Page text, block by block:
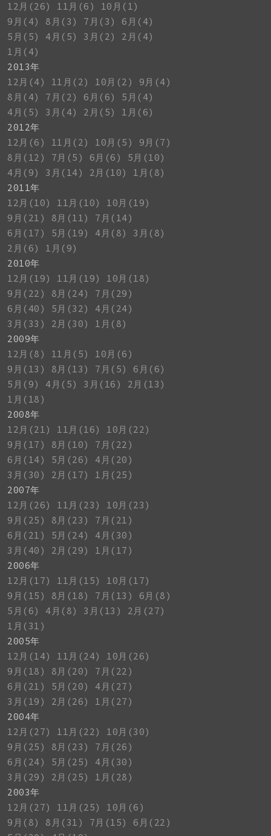
12月(26)
11月(6)
10月(1)
9月(4)
8月(3) 7月(3)
6月(4)
5月(5)
4月(5) 3月(2)
2月(4)
1月(4)
2013年
12月(4)
11月(2) 10月(2)
9月(4)
8月(4)
7月(2) 6月(6)
5月(4)
4月(5)
3月(4) 2月(5)
1月(6)
2012年
12月(6)
11月(2) 10月(5)
9月(7)
8月(12)
7月(5) 6月(6)
5月(10)
4月(9)
3月(14) 2月(10)
1月(8)
2011年
12月(10)
11月(10)
10月(19)
9月(21)
8月(11)
7月(14)
6月(17)
5月(19) 4月(8)
3月(8)
2月(6)
1月(9)
2010年
12月(19)
11月(19)
10月(18)
9月(22)
8月(24)
7月(29)
6月(40)
5月(32)
4月(24)
3月(33)
2月(30)
1月(8)
2009年
12月(8)
11月(5)
10月(6)
9月(13)
8月(13) 7月(5)
6月(6)
5月(9)
4月(5) 3月(16)
2月(13)
1月(18)
2008年
12月(21)
11月(16)
10月(22)
9月(17)
8月(10)
7月(22)
6月(14)
5月(26)
4月(20)
3月(30)
2月(17)
1月(25)
2007年
12月(26)
11月(23)
10月(23)
9月(25)
8月(23)
7月(21)
6月(21)
5月(24)
4月(30)
3月(40)
2月(29)
1月(17)
2006年
12月(17)
11月(15)
10月(17)
9月(15)
8月(18) 7月(13)
6月(8)
5月(6)
4月(8) 3月(13)
2月(27)
1月(31)
2005年
12月(14)
11月(24)
10月(26)
9月(18)
8月(20)
7月(22)
6月(21)
5月(20)
4月(27)
3月(19)
2月(26)
1月(27)
2004年
12月(27)
11月(22)
10月(30)
9月(25)
8月(23)
7月(26)
6月(24)
5月(25)
4月(30)
3月(29)
2月(25)
1月(28)
2003年
12月(27)
11月(25)
10月(6)
9月(8)
8月(31) 7月(15)
6月(22)